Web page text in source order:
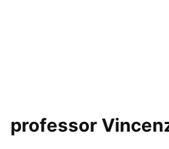
professor